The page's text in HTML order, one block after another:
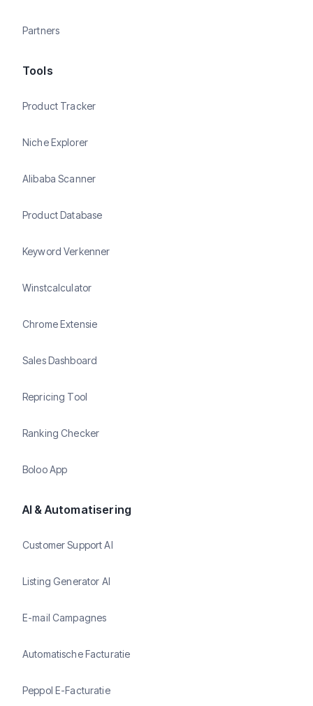
Partners
Tools
Product Tracker
Niche Explorer
Alibaba Scanner
Product Database
Keyword Verkenner
Winstcalculator
Chrome Extensie
Sales Dashboard
Repricing Tool
Ranking Checker
Boloo App
AI & Automatisering
Customer Support AI
Listing Generator AI
E-mail Campagnes
Automatische Facturatie
Peppol E-Facturatie